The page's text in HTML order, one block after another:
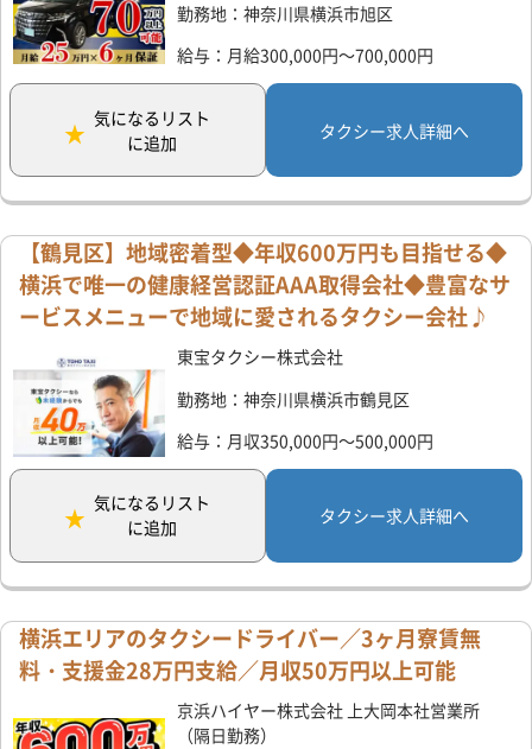
勤務地：神奈川県横浜市旭区
給与：月給300,000円～700,000円
気になるリスト
に追加
タクシー求人詳細へ
【鶴見区】地域密着型◆年収600万円も目指せる◆
横浜で唯一の健康経営認証AAA取得会社◆豊富なサ
ービスメニューで地域に愛されるタクシー会社♪
東宝タクシー株式会社
勤務地：神奈川県横浜市鶴見区
給与：月収350,000円～500,000円
気になるリスト
に追加
タクシー求人詳細へ
横浜エリアのタクシードライバー／3ヶ月寮賃無
料・支援金28万円支給／月収50万円以上可能
京浜ハイヤー株式会社 上大岡本社営業所
（隔日勤務）